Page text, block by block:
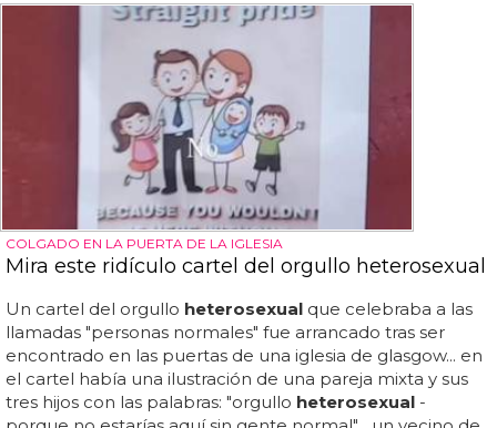
COLGADO EN LA PUERTA DE LA IGLESIA
Mira este ridículo cartel del orgullo heterosexual
Un cartel del orgullo heterosexual que celebraba a las
llamadas "personas normales" fue arrancado tras ser
encontrado en las puertas de una iglesia de glasgow... en
el cartel había una ilustración de una pareja mixta y sus
tres hijos con las palabras: "orgullo heterosexual -